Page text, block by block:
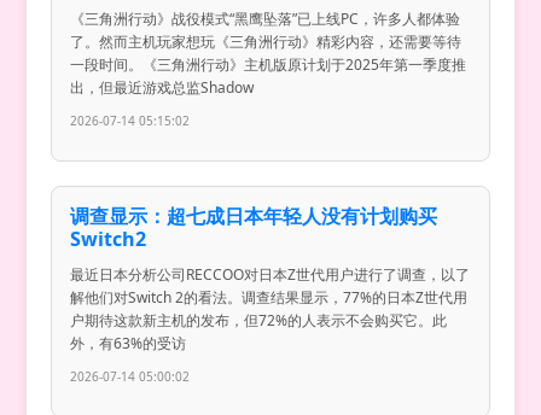
《三角洲行动》战役模式“黑鹰坠落”已上线PC，许多人都体验
了。然而主机玩家想玩《三角洲行动》精彩内容，还需要等待
一段时间。《三角洲行动》主机版原计划于2025年第一季度推
出，但最近游戏总监Shadow
2026-07-14 05:15:02
调查显示：超七成日本年轻人没有计划购买
Switch2
最近日本分析公司RECCOO对日本Z世代用户进行了调查，以了
解他们对Switch 2的看法。调查结果显示，77%的日本Z世代用
户期待这款新主机的发布，但72%的人表示不会购买它。此
外，有63%的受访
2026-07-14 05:00:02